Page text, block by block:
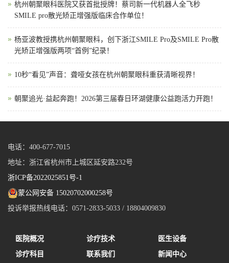
杭州朝聚眼科医院又获首批授牌！蔡司新一代机器人全飞秒
SMILE pro散光矫正增强版临床合作单位！
杨亚波教授携杭州朝聚眼科，创下浙江SMILE Pro及SMILE Pro散
光矫正增强版两项“首例”纪录！
10秒“看见”声音：聋哑女孩在杭州朝聚眼科重获清晰视界！
朝聚追光·益起奔跑！2026第三届春日环湖健康公益跑活力开跑！
电话：400-677-7015
地址：浙江省杭州市上城区延安路232号
浙ICP备2022025851号-1
蒙公网安备 15020702000258号
投诉举报热线电话：0571-2833-5033 / 18804009830
医院概况 诊疗技术
医生设备
诊疗科目
联系我们 新闻中心